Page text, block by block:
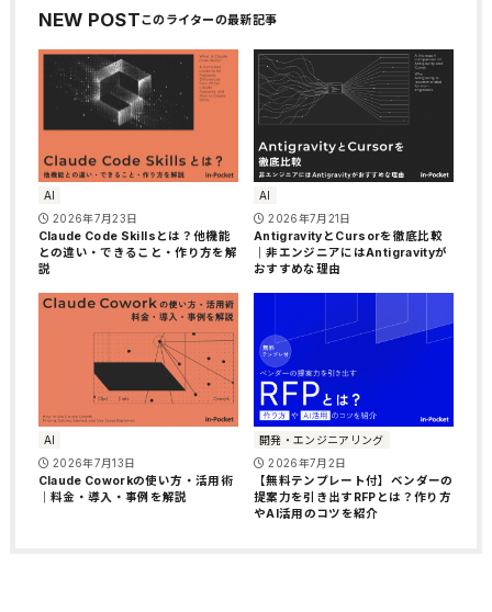
NEW POST
AI
2026年7月23日
Claude Code Skillsとは？他機能
との違い・できること・作り方を解
説
AI
2026年7月21日
AntigravityとCursorを徹底比較
｜非エンジニアにはAntigravityが
おすすめな理由
AI
2026年7月13日
Claude Coworkの使い方・活用術
｜料金・導入・事例を解説
開発・エンジニアリング
2026年7月2日
【無料テンプレート付】ベンダーの
提案力を引き出すRFPとは？作り方
やAI活用のコツを紹介